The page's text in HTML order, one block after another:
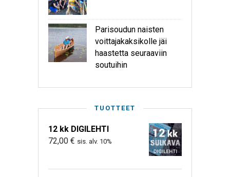
Parisoudun naisten
voittajakaksikolle jäi
haastetta seuraaviin
soutuihin
TUOTTEET
12 kk DIGILEHTI
72,00 € sis. alv. 10%